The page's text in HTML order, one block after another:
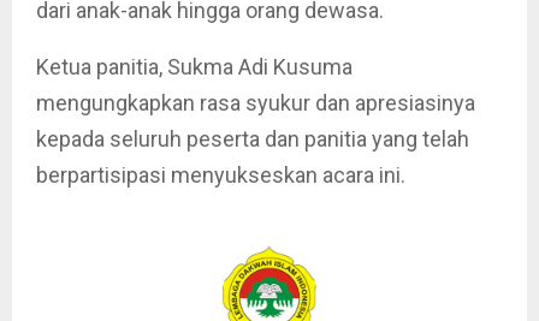
dari anak-anak hingga orang dewasa.
Ketua panitia, Sukma Adi Kusuma
mengungkapkan rasa syukur dan apresiasinya
kepada seluruh peserta dan panitia yang telah
berpartisipasi menyukseskan acara ini.